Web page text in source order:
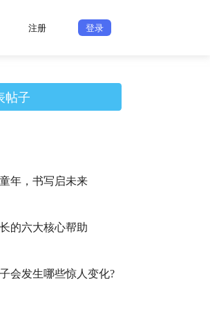
注册 登录
帖子
年，书写启未来
的六大核心帮助
会发生哪些惊人变化?